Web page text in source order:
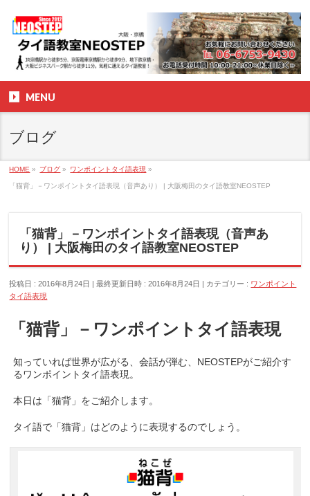
MENU
ブログ
HOME » ブログ » ワンポイントタイ語表現 »
「猫背」－ワンポイントタイ語表現（音声あり） | 大阪梅田のタイ語教室NEOSTEP
「猫背」－ワンポイントタイ語表現（音声あ
り） | 大阪梅田のタイ語教室NEOSTEP
投稿日 : 2016年8月24日 最終更新日時 : 2016年8月24日 カテゴリー : ワンポイント
タイ語表現
「猫背」－ワンポイントタイ語表現
知っていれば世界が広がる、会話が弾む、NEOSTEPがご紹介す
るワンポイントタイ語表現。
本日は「猫背」をご紹介します。
タイ語で「猫背」はどのように表現するのでしょう。